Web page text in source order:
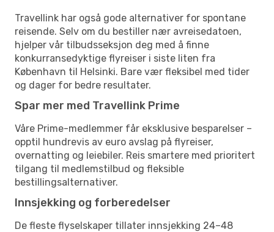
Travellink har også gode alternativer for spontane
reisende. Selv om du bestiller nær avreisedatoen,
hjelper vår tilbudsseksjon deg med å finne
konkurransedyktige flyreiser i siste liten fra
København til Helsinki. Bare vær fleksibel med tider
og dager for bedre resultater.
Spar mer med Travellink Prime
Våre Prime-medlemmer får eksklusive besparelser –
opptil hundrevis av euro avslag på flyreiser,
overnatting og leiebiler. Reis smartere med prioritert
tilgang til medlemstilbud og fleksible
bestillingsalternativer.
Innsjekking og forberedelser
De fleste flyselskaper tillater innsjekking 24–48